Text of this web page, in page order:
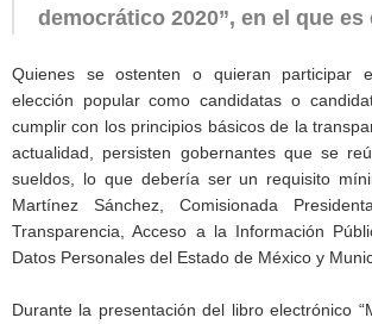
democrático 2020”, en el que es
Quienes se ostenten o quieran participar
elección popular como candidatas o
cumplir con los principios básicos de la
actualidad, persisten gobernantes que se
sueldos, lo que debería ser un requisito
Martínez Sánchez, Comisionada
Transparencia, Acceso a la Información
Datos Personales del Estado de México y
Durante la presentación del libro electrónico